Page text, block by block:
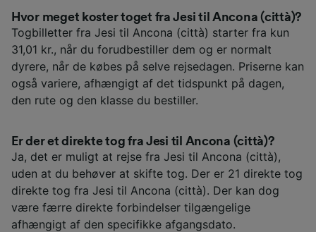
Hvor meget koster toget fra Jesi til Ancona (città)?
Togbilletter fra Jesi til Ancona (città) starter fra kun
31,01 kr., når du forudbestiller dem og er normalt
dyrere, når de købes på selve rejsedagen. Priserne kan
også variere, afhængigt af det tidspunkt på dagen,
den rute og den klasse du bestiller.
Er der et direkte tog fra Jesi til Ancona (città)?
Ja, det er muligt at rejse fra Jesi til Ancona (città),
uden at du behøver at skifte tog. Der er 21 direkte tog
direkte tog fra Jesi til Ancona (città). Der kan dog
være færre direkte forbindelser tilgængelige
afhængigt af den specifikke afgangsdato.